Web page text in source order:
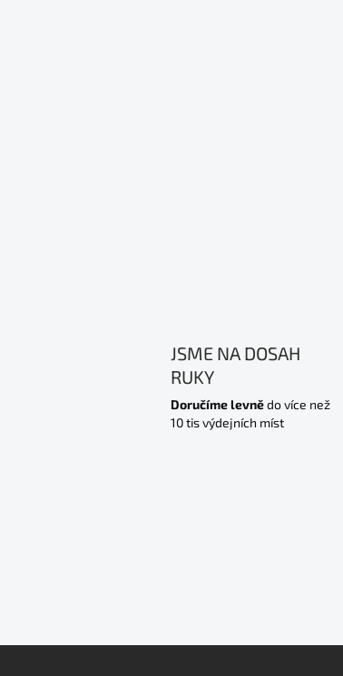
JSME NA DOSAH
RUKY
Doručíme levnědo více než
10 tis výdejních míst